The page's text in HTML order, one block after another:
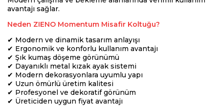
avantajı sağlar.
Neden ZIENO Momentum Misafir Koltuğu?
✔ Modern ve dinamik tasarım anlayışı
✔ Ergonomik ve konforlu kullanım avantajı
✔ Şık kumaş döşeme görünümü
✔ Dayanıklı metal kızak ayak sistemi
✔ Modern dekorasyonlara uyumlu yapı
✔ Uzun ömürlü üretim kalitesi
✔ Profesyonel ve dekoratif görünüm
✔ Üreticiden uygun fiyat avantajı